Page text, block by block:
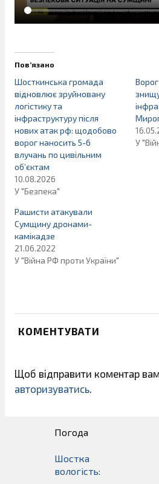
Пов’язано
Шосткинська громада
відновлює зруйновану
логістику та
інфраструктуру після
нових атак рф: щодобово
ворог наносить 5-6
влучань по цивільним
об’єктам
10.08.2026
У "Безпека"
У
Рашисти атакували
Сумщину дронами-
камікадзе
21.06.2022
У "Війна РФ проти України"
КОМЕНТУВАТИ
Щоб відправити коментар
авторизуватись.
Погода
Шостка
вологість: